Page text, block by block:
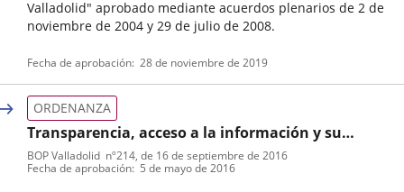
Valladolid" aprobado mediante acuerdos plenarios de 2 de
noviembre de 2004 y 29 de julio de 2008.
de
normativa
boletin
Fecha de aprobación 28 de noviembre de 2019
Transparencia, acceso a la información y su
reutilización. Ordenanza
Tipo
de
ORDENANZA
Referencia
boletin
BOP Valladolid nº214, de 16 de septiembre de 2016
Fecha de aprobación 5 de mayo de 2016